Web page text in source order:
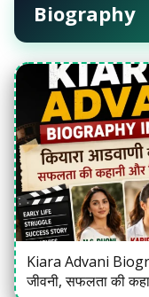
Biography
Kiara Advani
जीवनी, सफलता की